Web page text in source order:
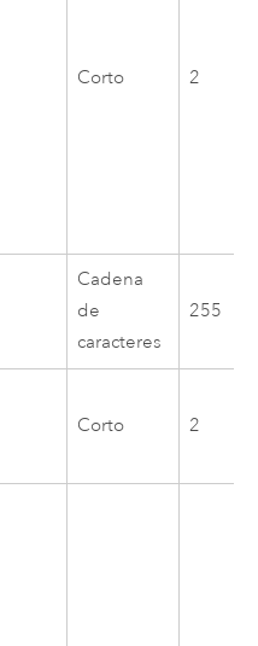
Corto 2
Cadena
de
caracteres
255
Corto 2